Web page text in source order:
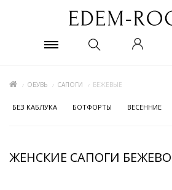
ОБУВЬ САПОГИ БЕЖЕВЫЕ
БЕЗ КАБЛУКА БОТФОРТЫ ВЕСЕННИЕ
ЖЕНСКИЕ САПОГИ